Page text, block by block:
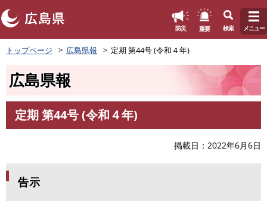
ペ
ー
頭
す
防災 重要 検索 メニュー
トップページ 広島県報 定期 第44号 (令和４年)
広島県報
文
定期 第44号 (令和４年)
掲載日 2022年6月6日
告示